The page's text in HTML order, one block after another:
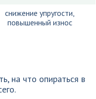
снижение упругости,
повышенный износ
на что опираться в